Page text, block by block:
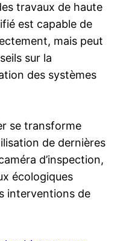
travaux de haute
est capable de
mais peut
sur la
des systèmes
se transforme
de dernières
d’inspection,
écologiques
interventions de